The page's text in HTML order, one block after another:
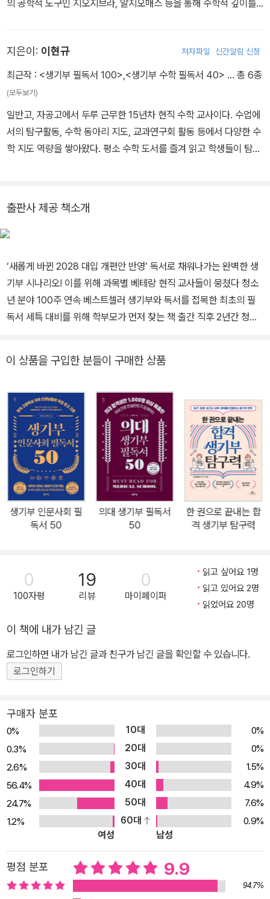
의 공학적 도구인 지오지브라, 알지오매스 등을 통해 수학적 깊이를
공적인 대입으로도 이어진다고 생각한다.
지은이: 이현규 저자파일 신간알림 신청
최근작 : <생기부 필독서 100>,<생기부 수학 필독서 40> … 총 6종
(모두보기)
일반고, 자공고에서 두루 근무한 15년차 현직 수학 교사이다. 수업에
서의 탐구활동, 수학 동아리 지도, 교과연구회 활동 등에서 다양한 수
학 지도 역량을 쌓아왔다. 평소 수학 도서를 즐겨 읽고 학생들이 탐구
출판사 제공 책소개
‘새롭게 바뀐 2028 대입 개편안 반영’ 독서로 채워나가는 완벽한 생
기부 시나리오! 이를 위해 과목별 베테랑 현직 교사들이 뭉쳤다 청소
년 분야 100주 연속 베스트셀러 생기부와 독서를 접목한 최초의 필
독서 세특 대비를 위해 학부모가 먼저 찾는 책 출간 직후 2년간 청소
책이 대입 가이드 서적 가운데 새로운 트렌드로 자리 잡은 데에는 분
막해하던 수많은 수험생들에게 가장 현실적이고도 강력한 ‘독서’라는
방법을 세밀하게 제시했기 때문이다. 특히 현장의 베테랑 교사들이
실시간으로 건네는 직접적인 조언들이 독자들에게 큰 도움이 되었다
는 평이 지배적이다. “미리 봤다면 sky 갈 수 있었을 텐데…” _1****
e “입시에 진심인 선생님들이 현장에서 느낀 조언이 그득 담겼다.” _
k******3 “고등학교 입학 전에 읽게 되어 너무 다행인 책.” _wh**
**** 독자들의 진심 어린 서평은, 특목자사고뿐 아니라 생기부가 상
대적으로 약할 수밖에 없다고 지레 포기하던 일반고 학생들이 그동안
리와 학업 역량을 충분히 보여준다면 대학 라인을 한 단계 높일 수 있
다는 것이 입시 전문가들의 공통된 의견이다. 특히 2028 대입부터는
내신과 수능의 변별력이 한층 약화되므로, 그 빈틈을 채워줄 생기부
도 분명한 한 가지는, 생기부는 여전히 대입에서 매우 중요한 상수가
될 것이라는 사실이다. 『생기부 필독서 100』은 인문사회, 과학, 수학
계열별로 총 100권을 선정, 책의 핵심 내용을 소개하고 그 책으로 후
고, 일반고 학생들을 성공적인 입시로 이끌었던 12~15년 차 현직 고
등학교 교사들이다. 현재의 대입전형은 이전의 자기소개서, 자율동아
리, 수상 경력 등이 대입 자료에서 모두 빠지면서 생기부가 곧 자기소
개서이자 교사 추천서의 역할을 하게 되었다. 그중에서도 각 과목 교
사가 수업과 수행평가 등에서 관찰한 내용을 기록하는 ‘세특(세부능
력 특기사항)’은 생기부의 핵심축으로 꼽힌다. 이 책의 저자들은 생기
부의 세특에서 학생의 역량과 노력을 가장 효과적으로 드러낼 수 있
는 방법이 ‘독서를 통한 확장'이라고 입을 모은다. 왜냐하면 교과 수업
에서 호기심을 품고 관련 책을 찾아 부족한 부분을 채워나가는 자기
주도적 탐구 과정을 보여주는 것이 최상위 대학과 입학사정관이 원하
는 생기부 형태이기 때문이다. 저자들은 독서가 여전히 생기부의 핵
심 키워드라며 생기부 전체 영역에서 한층 깊이 있는 독서 후 활동으
이 상품을 구입한 분들이 구매한 상품
생기부 인문사회 필
독서 50
의대 생기부 필독서
50
한 권으로 끝내는 합
격 생기부 탐구력
0
100자평
19
리뷰
0
마이페이퍼
읽고 싶어요 1명
읽고 있어요 2명
읽었어요 20명
이 책에 내가 남긴 글
로그인하면 내가 남긴 글과 친구가 남긴 글을 확인할 수 있습니다.
로그인하기
구매자 분포
0% 10대
0%
0.3%
20대
0%
2.6%
30대
1.5%
56.4%
40대
4.9%
24.7%
50대
7.6%
1.2%
60대
0.9%
여성
남성
평점 분포 9.9
94.7%